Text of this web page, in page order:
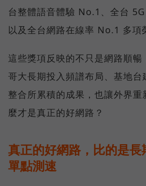
台整體語音體驗 No.1、全台
以及全台網路在線率 No.1 多項
這些獎項反映的不只是網路順暢
哥大長期投入頻譜布局、基地台
整合所累積的成果，也讓外界重
麼才是真正的好網路？
真正的好網路，比的是
單點測速